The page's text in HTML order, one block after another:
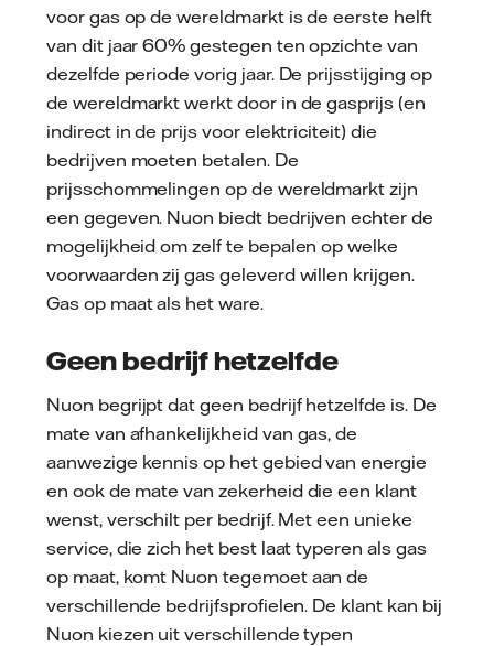
voor gas op de wereldmarkt is de eerste helft
van dit jaar 60% gestegen ten opzichte van
dezelfde periode vorig jaar. De prijsstijging op
de wereldmarkt werkt door in de gasprijs (en
indirect in de prijs voor elektriciteit) die
bedrijven moeten betalen. De
prijsschommelingen op de wereldmarkt zijn
een gegeven. Nuon biedt bedrijven echter de
mogelijkheid om zelf te bepalen op welke
voorwaarden zij gas geleverd willen krijgen.
Gas op maat als het ware.
Geen bedrijf hetzelfde
Nuon begrijpt dat geen bedrijf hetzelfde is. De
mate van afhankelijkheid van gas, de
aanwezige kennis op het gebied van energie
en ook de mate van zekerheid die een klant
wenst, verschilt per bedrijf. Met een unieke
service, die zich het best laat typeren als gas
op maat, komt Nuon tegemoet aan de
verschillende bedrijfsprofielen. De klant kan bij
Nuon kiezen uit verschillende typen